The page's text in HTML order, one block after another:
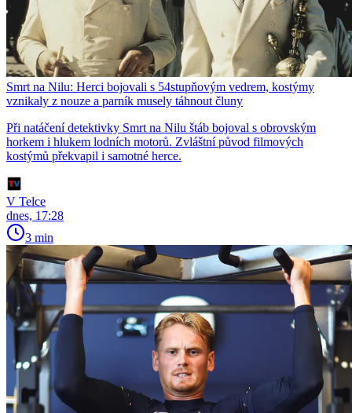
Smrt na Nilu: Herci bojovali s 54stupňovým vedrem, kostýmy
vznikaly z nouze a parník musely táhnout čluny
Při natáčení detektivky Smrt na Nilu štáb bojoval s obrovským
horkem i hlukem lodních motorů. Zvláštní původ filmových
kostýmů překvapil i samotné herce.
V Telce
dnes, 17:28
3 min